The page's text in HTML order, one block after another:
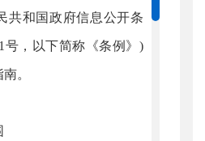
共和国政府信息公开条
号，以下简称《条例》)
。